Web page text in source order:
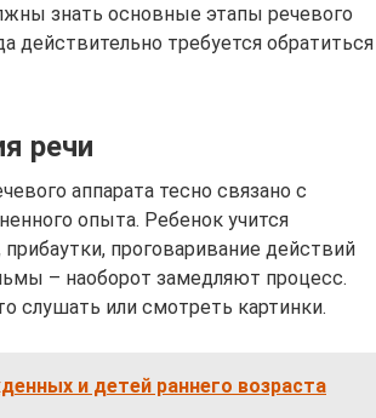
знать основные этапы речевого
действительно требуется обратиться
речи
аппарата тесно связано с
опыта. Ребенок учится
проговаривание действий
– наоборот замедляют процесс.
слушать или смотреть картинки.
и детей раннего возраста